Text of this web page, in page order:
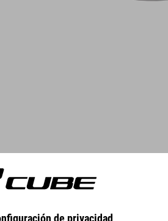
GRAVEL JERSEY FULL ZIP S/S